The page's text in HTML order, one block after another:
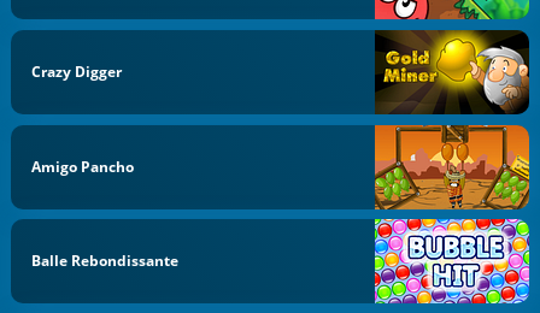
Crazy Digger
Amigo Pancho
Balle Rebondissante